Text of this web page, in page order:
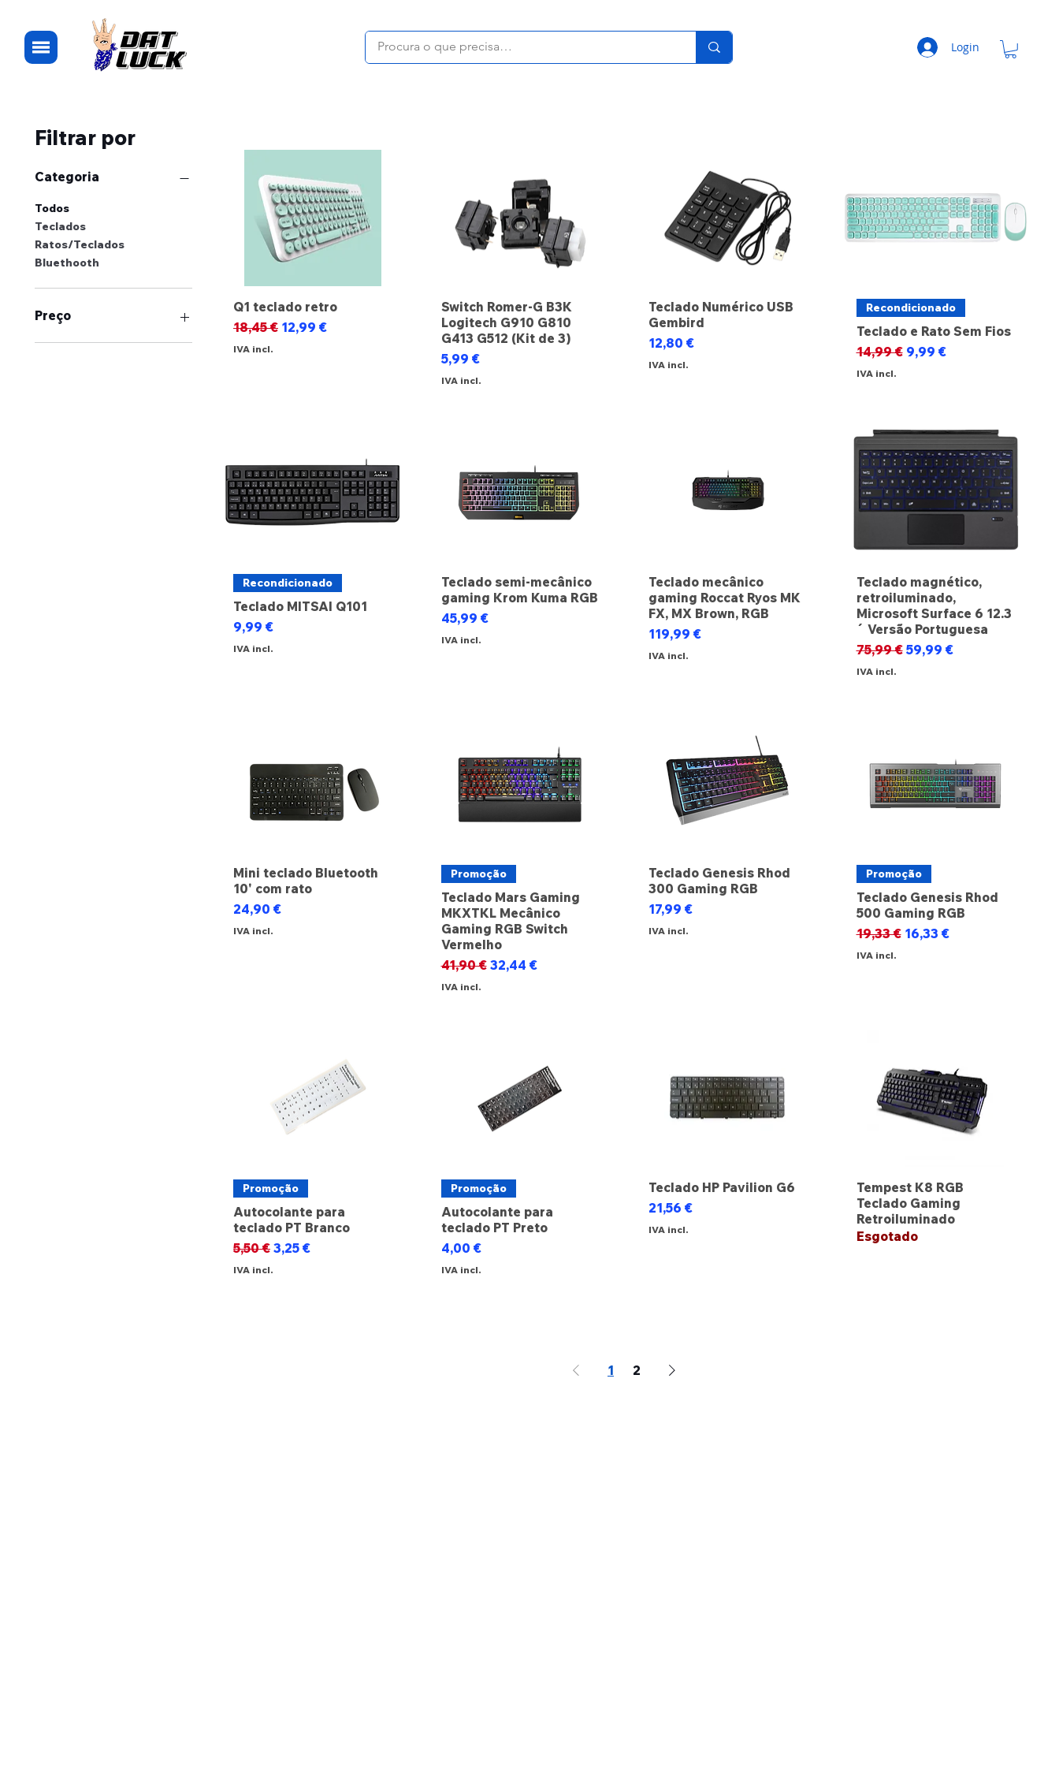
Login
Filtrar por
Categoria
Todos
Teclados
Ratos/Teclados
Bluethooth
Preço
Q1 teclado retro
Preço normal
18,45 € Preço promocional
12,99 €
IVA incl.
Switch Romer-G B3K
Logitech G910 G810
G413 G512 (Kit de 3)
Preço
5,99 €
IVA incl.
Teclado Numérico USB
Gembird
Preço
12,80 €
IVA incl.
Recondicionado
Teclado e Rato Sem Fios
Preço normal
14,99 € Preço promocional
9,99 €
IVA incl.
Recondicionado
Teclado MITSAI Q101
Preço
9,99 €
IVA incl.
Teclado semi-mecânico
gaming Krom Kuma RGB
Preço
45,99 €
IVA incl.
Teclado mecânico
gaming Roccat Ryos MK
FX, MX Brown, RGB
Preço
119,99 €
IVA incl.
Teclado magnético,
retroiluminado,
Microsoft Surface 6 12.3
´ Versão Portuguesa
Preço normal
75,99 € Preço promocional
59,99 €
IVA incl.
Mini teclado Bluetooth
10' com rato
Preço
24,90 €
IVA incl.
Promoção
Teclado Mars Gaming
MKXTKL Mecânico
Gaming RGB Switch
Vermelho
Preço normal
41,90 € Preço promocional
32,44 €
IVA incl.
Teclado Genesis Rhod
300 Gaming RGB
Preço
17,99 €
IVA incl.
Promoção
Teclado Genesis Rhod
500 Gaming RGB
Preço normal
19,33 € Preço promocional
16,33 €
IVA incl.
Promoção
Autocolante para
teclado PT Branco
Preço normal
5,50 € Preço promocional
3,25 €
IVA incl.
Promoção
Autocolante para
teclado PT Preto
Preço
4,00 €
IVA incl.
Teclado HP Pavilion G6
Preço
21,56 €
IVA incl.
Tempest K8 RGB
Teclado Gaming
Retroiluminado
Esgotado
1 2